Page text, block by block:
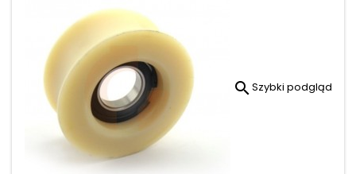
 Szybki podgląd